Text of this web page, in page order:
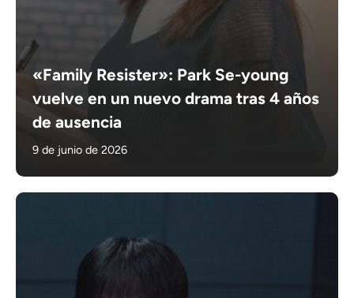
«Family Resister»: Park Se-young
vuelve en un nuevo drama tras 4 años
de ausencia
9 de junio de 2026